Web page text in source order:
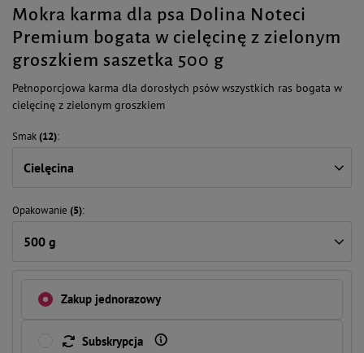
Mokra karma dla psa Dolina Noteci
Premium bogata w cielęcinę z zielonym
groszkiem saszetka 500 g
Pełnoporcjowa karma dla dorosłych psów wszystkich ras bogata w
cielęcinę z zielonym groszkiem
Smak(12)
Cielęcina
Opakowanie (5)
500 g
Zakup jednorazowy
Subskrypcja